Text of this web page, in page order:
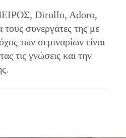
Dirollo, Adoro,
τους συνεργάτες της με
των σεμιναρίων είναι
τις γνώσεις και την